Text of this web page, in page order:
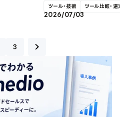
ツール・技術 ツール比較・選
2026/07/03
3